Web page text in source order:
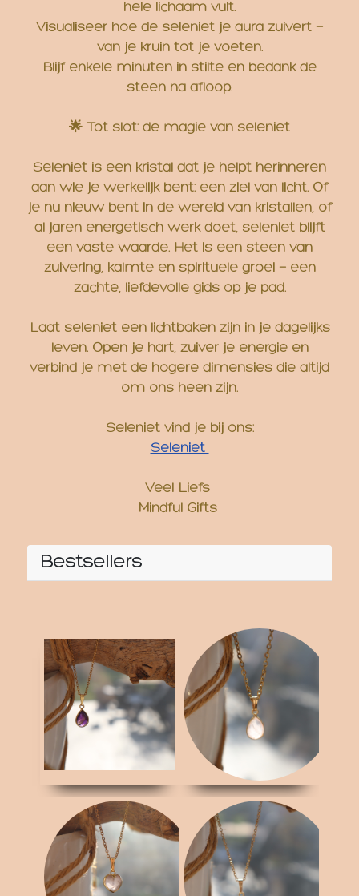
hele lichaam vult.
Visualiseer hoe de seleniet je aura zuivert —
van je kruin tot je voeten.
Blijf enkele minuten in stilte en bedank de
steen na afloop.
🌟 Tot slot: de magie van seleniet
Seleniet is een kristal dat je helpt herinneren
aan wie je werkelijk bent: een ziel van licht. Of
je nu nieuw bent in de wereld van kristallen, of
al jaren energetisch werk doet, seleniet blijft
een vaste waarde. Het is een steen van
zuivering, kalmte en spirituele groei — een
zachte, liefdevolle gids op je pad.
Laat seleniet een lichtbaken zijn in je dagelijks
leven. Open je hart, zuiver je energie en
verbind je met de hogere dimensies die altijd
om ons heen zijn.
Seleniet vind je bij ons:
Seleniet
Veel Liefs
Mindful Gifts
Bestsellers
RVS ketting Amethist
RVS ketting
Rozenkwarts